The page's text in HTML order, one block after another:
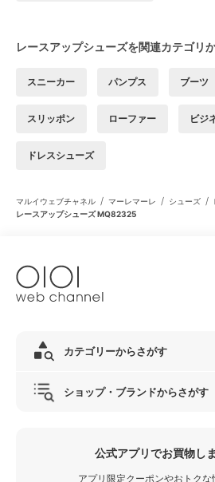
レースアップシューズを関連カテゴリ
スニーカー パンプス ブーツ
スリッポン ローファー ビジ
ドレスシューズ
マルイウェブチャネル / マーレマーレ / シューズ /
レースアップシューズ MQ82325
カテゴリーからさがす
ショップ・ブランドからさがす
公式アプリでお買物し
アプリ限定クーポンやおトクな